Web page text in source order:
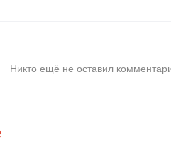
Никто ещё не оставил